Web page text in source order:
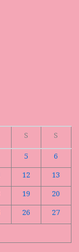
S
S
5
6
12
13
19
20
26
27